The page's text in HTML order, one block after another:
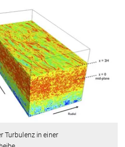
Turbulenz in einer